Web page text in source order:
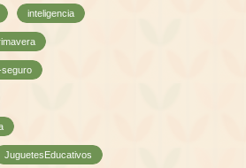
inteligencia
seguro
JuguetesEducativos